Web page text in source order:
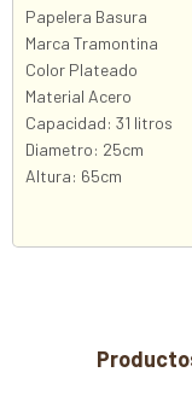
Papelera Basura
Marca Tramontina
Color Plateado
Material Acero
Capacidad: 31 litros
Diametro: 25cm
Altura: 65cm